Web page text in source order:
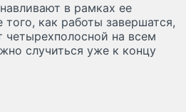
в рамках ее
как работы завершатся,
четырехполосной на всем
случиться уже к концу